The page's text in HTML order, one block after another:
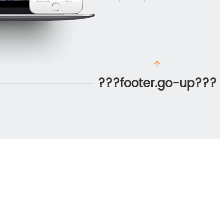
???footer.go-up???